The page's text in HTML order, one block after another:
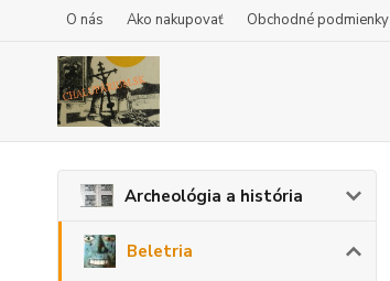
O nás Ako nakupovať Obchodné podmienky
Archeológia a história
Beletria